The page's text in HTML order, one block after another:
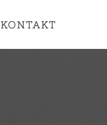
KONTAKT